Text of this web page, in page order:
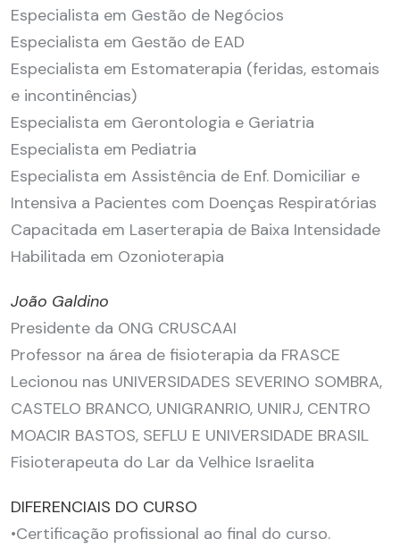
Especialista em Gestão de Negócios
Especialista em Gestão de EAD
Especialista em Estomaterapia (feridas, estomais
e incontinências)
Especialista em Gerontologia e Geriatria
Especialista em Pediatria
Especialista em Assistência de Enf. Domiciliar e
Intensiva a Pacientes com Doenças Respiratórias
Capacitada em Laserterapia de Baixa Intensidade
Habilitada em Ozonioterapia
João Galdino
Presidente da ONG CRUSCAAI
Professor na área de fisioterapia da FRASCE
Lecionou nas UNIVERSIDADES SEVERINO SOMBRA,
CASTELO BRANCO, UNIGRANRIO, UNIRJ, CENTRO
MOACIR BASTOS, SEFLU E UNIVERSIDADE BRASIL
Fisioterapeuta do Lar da Velhice Israelita
DIFERENCIAIS DO CURSO
•Certificação profissional ao final do curso.